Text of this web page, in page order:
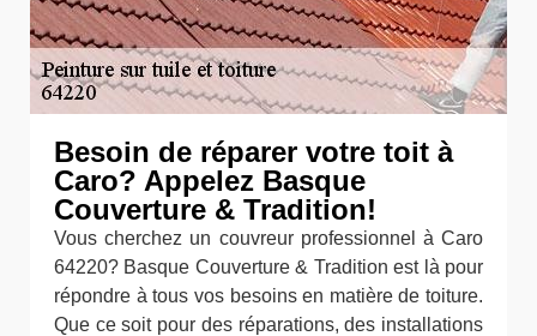
Besoin de réparer votre toit à
Caro? Appelez Basque
Couverture & Tradition!
Vous cherchez un couvreur professionnel à Caro
64220? Basque Couverture & Tradition est là pour
répondre à tous vos besoins en matière de toiture.
Que ce soit pour des réparations, des installations